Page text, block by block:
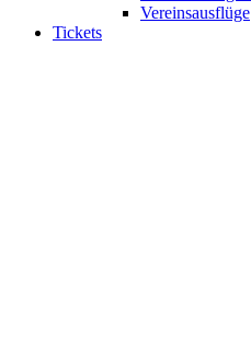
Vereinsausflüge
Tickets